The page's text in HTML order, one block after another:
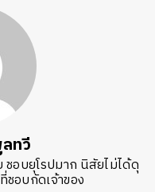
ทวี
อบยุโรปมาก นิสัยไม่ได้ดุ
ชอบกัดเจ้าของ